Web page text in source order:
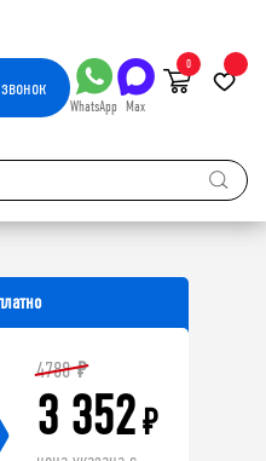
WhatsApp Max
0
4788 ₽
3 352₽